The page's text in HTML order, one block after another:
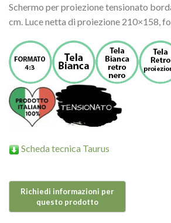
Schermo per proiezione tensionato
cm. Luce netta di proiezione 210×158,
Scheda tecnica Taurus